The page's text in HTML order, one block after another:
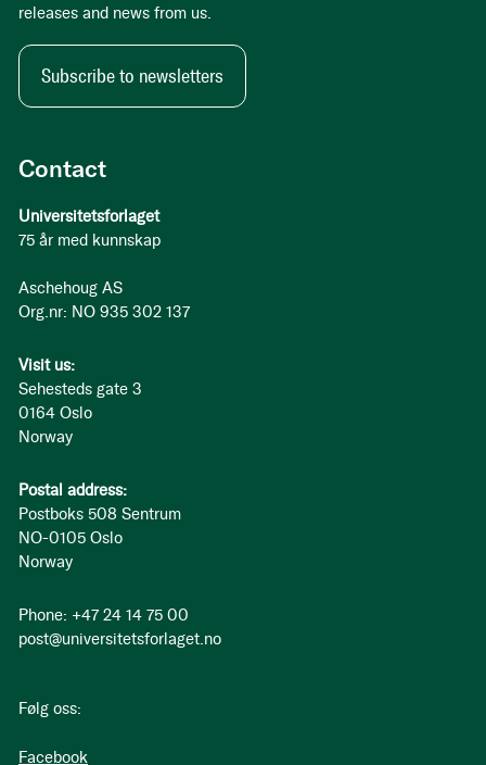
Contact
Universitetsforlaget
75 år med kunnskap
Aschehoug AS
Org.nr: NO 935 302 137
Visit us:
Sehesteds gate 3
0164 Oslo
Norway
Postal address:
Postboks 508 Sentrum
NO-0105 Oslo
Norway
Phone: +47 24 14 75 00
post@universitetsforlaget.no
Følg oss:
Facebook
releases and news from us.
Subscribe to newsletters